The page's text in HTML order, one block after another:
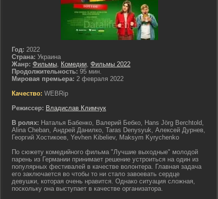
Год: 2022
Страна: Украина
Жанр: Фильмы, Комедии, Фильмы 2022
Продолжительность: 95 мин.
Мировая премьера: 2 февраля 2022
Качество: WEBRip
Режиссер: Владислав Климчук
В ролях: Наталья Бабенко, Валерий Бебко, Hans Jörg Berchtold,
Alina Cheban, Андрей Данилко, Taras Denysyuk, Алексей Дурнев,
Георгий Хостикоев, Yevhen Kibeliev, Maksym Kyrychenko
По сюжету комедийного фильма "Лучшие выходные" молодой
парень из Германии принимает решение устроиться на один из
популярных фестивалей в качестве волонтера. Главная задача
его заключается во чтобы то ни стало завоевать сердце
девушки, которая очень нравится. Однако ситуация сложная,
поскольку она выступает в качестве организатора.